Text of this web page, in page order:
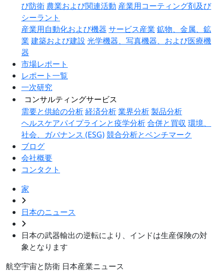
び防衛 農業および関連活動 産業用コーティング剤及び
シーラント
産業用自動化および機器 サービス産業 鉱物、金属、鉱
業 建築および建設 光学機器、写真機器、および医療機
器
市場レポート
レポート一覧
一次研究
コンサルティングサービス
需要と供給の分析経済分析業界分析製品分析
ヘルスケアパイプラインと疫学分析合併と買収 環境、
社会、ガバナンス (ESG)競合分析とベンチマーク
ブログ
会社概要
コンタクト
家
日本のニュース
日本の武器輸出の逆転により、インドは生産保険の対
象となります
航空宇宙と防衛 日本産業ニュース